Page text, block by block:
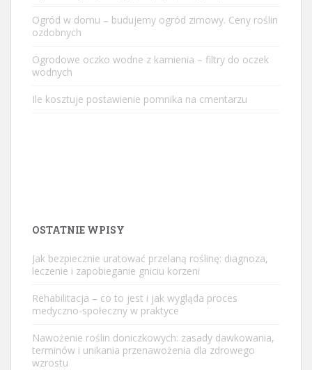
Ogród w domu – budujemy ogród zimowy. Ceny roślin
ozdobnych
Ogrodowe oczko wodne z kamienia – filtry do oczek
wodnych
Ile kosztuje postawienie pomnika na cmentarzu
OSTATNIE WPISY
Jak bezpiecznie uratować przelaną roślinę: diagnoza,
leczenie i zapobieganie gniciu korzeni
Rehabilitacja – co to jest i jak wygląda proces
medyczno-społeczny w praktyce
Nawożenie roślin doniczkowych: zasady dawkowania,
terminów i unikania przenawożenia dla zdrowego
wzrostu